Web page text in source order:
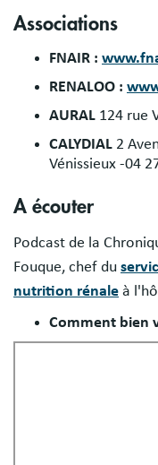
Associations
FNAIR :
RENALOO :
AURAL 124 rue
CALYDIAL 2
Vénissieux -04
A écouter
Podcast de la
Fouque, chef du
nutrition rénale à
Comment bien